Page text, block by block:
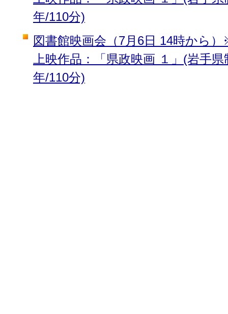
年/110分)
図書館映画会（7月6日 14時から
上映作品：「県政映画 １」(岩手
年/110分)